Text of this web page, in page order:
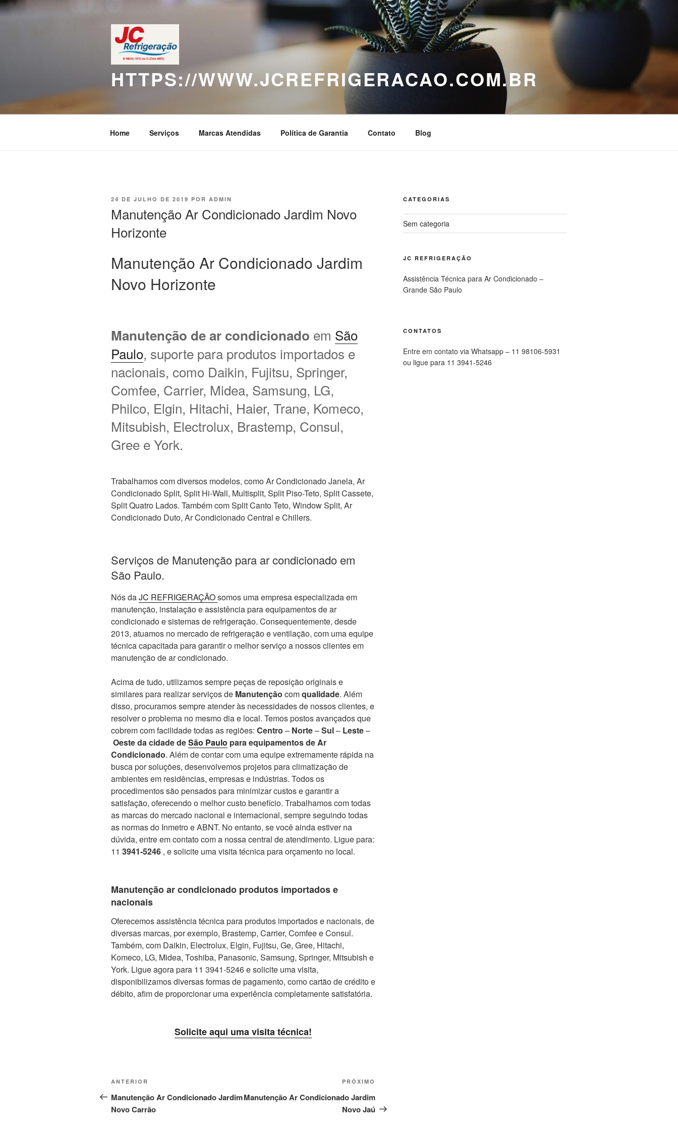
Pular
para
HTTPS://WWW.JCREFRIGERACAO.COM.BR
Home Serviços Marcas Atendidas Política de Garantia Contato Blog
PUBLICADO
24 DE JULHO DE 2019 POR ADMIN
Manutenção Ar Condicionado Jardim Novo
Horizonte
Manutenção Ar Condicionado Jardim
Novo Horizonte
Manutenção de ar condicionado em São
Paulo, suporte para produtos importados e
nacionais, como Daikin, Fujitsu, Springer,
Comfee, Carrier, Midea, Samsung, LG,
Philco, Elgin, Hitachi, Haier, Trane, Komeco,
Mitsubish, Electrolux, Brastemp, Consul,
Gree e York.
Trabalhamos com diversos modelos, como Ar Condicionado Janela, Ar
Condicionado Split, Split Hi-Wall, Multisplit, Split Piso-Teto, Split Cassete,
Split Quatro Lados. Também com Split Canto Teto, Window Split, Ar
Condicionado Duto, Ar Condicionado Central e Chillers.
Serviços de Manutenção para ar condicionado em
São Paulo.
Nós daJC REFRIGERAÇÃOsomos uma empresa especializada em
manutenção, instalação e assistência para equipamentos de ar
condicionado e sistemas de refrigeração. Consequentemente, desde
2013, atuamos no mercado de refrigeração e ventilação, com uma equipe
técnica capacitada para garantir o melhor serviço a nossos clientes em
manutenção de ar condicionado.
Acima de tudo, utilizamos sempre peças de reposição originais e
similares para realizar serviços de Manutenção comqualidade. Além
disso, procuramos sempre atender às necessidades de nossos clientes, e
resolver o problema no mesmo dia e local. Temos postos avançados que
cobrem com facilidade todas as regiões: Centro – Norte–Sul– Leste–
Oeste da cidade deSão Paulo para equipamentos de Ar
Condicionado. Além de contar com uma equipe extremamente rápida na
busca por soluções, desenvolvemos projetos para climatização de
ambientes em residências, empresas e indústrias. Todos os
procedimentos são pensados para minimizar custos e garantir a
satisfação, oferecendo o melhor custo benefício. Trabalhamos com todas
as marcas do mercado nacional e internacional, sempre seguindo todas
as normas do Inmetro e ABNT. No entanto, se você ainda estiver na
dúvida, entre em contato com a nossa central de atendimento. Ligue para:
11 3941-5246 , e solicite uma visita técnica para orçamento no local.
Manutenção ar condicionado produtos importados e
nacionais
Oferecemos assistência técnica para produtos importados e nacionais, de
diversas marcas, por exemplo, Brastemp, Carrier, Comfee e Consul.
Também, com Daikin, Electrolux, Elgin, Fujitsu, Ge, Gree, Hitachi,
Komeco, LG, Midea, Toshiba, Panasonic, Samsung, Springer, Mitsubish e
York. Ligue agora para 11 3941-5246 e solicite uma visita,
disponibilizamos diversas formas de pagamento, como cartão de crédito e
débito, afim de proporcionar uma experiência completamente satisfatória.
Solicite aqui uma visita técnica!
Navegação
de
Post
Post
anterior
ANTERIOR
Manutenção Ar Condicionado Jardim
Novo Carrão
post
PRÓXIMO
Manutenção Ar Condicionado Jardim
Novo Jaú
CATEGORIAS
Sem categoria
JC REFRIGERAÇÃO
Assistência Técnica para Ar Condicionado –
Grande São Paulo
CONTATOS
Entre em contato via Whatsapp – 11 98106-5931
ou ligue para 11 3941-5246